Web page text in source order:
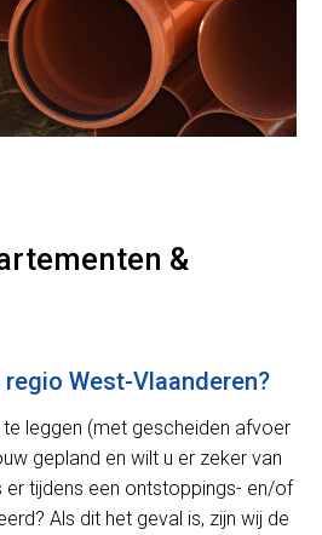
&
West-Vlaanderen?
leggen (met gescheiden afvoer
gepland en wilt u er zeker van
er tijdens een ontstoppings- en/of
Als dit het geval is, zijn wij de